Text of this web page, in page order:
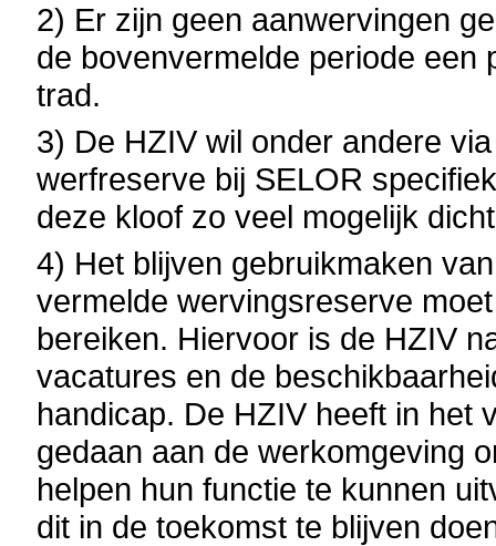
2) Er zijn geen aanwervingen
de bovenvermelde periode een
trad.
3) De HZIV wil onder andere
werfreserve bij SELOR
deze kloof zo veel mogelijk
4) Het blijven gebruikmaken
vermelde wervingsreserve
bereiken. Hiervoor is de HZIV
vacatures en de
handicap. De HZIV heeft in het
gedaan aan de werkomgeving
helpen hun functie te kunnen
dit in de toekomst te blijven